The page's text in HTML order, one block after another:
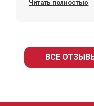
Читать полностью
ВСЕ